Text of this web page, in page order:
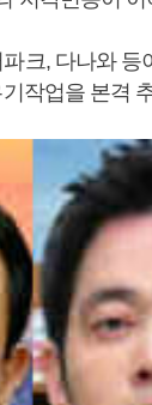
크, 다나와
작업을 본격